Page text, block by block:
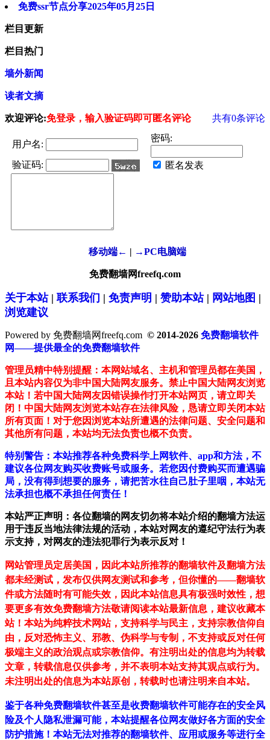
免费ssr节点分享2025年05月25日
栏目更新
栏目热门
墙外新闻
读者文摘
欢迎评论:免登录，输入验证码即可匿名评论 共有0条评论
用户名:
密码:
验证码: 匿名发表
移动端← | →PC电脑端
免费翻墙网freefq.com
关于本站| 联系我们 | 免责声明 | 赞助本站| 网站地图 |
浏览建议
Powered by 免费翻墙网freefq.com © 2014-2026 免费翻墙软件
网——提供最全的免费翻墙软件
管理员精中特别提醒：本网站域名、主机和管理员都在美国，
且本站内容仅为非中国大陆网友服务。禁止中国大陆网友浏览
本站！若中国大陆网友因错误操作打开本站网页，请立即关
闭！中国大陆网友浏览本站存在法律风险，恳请立即关闭本站
所有页面！对于您因浏览本站所遭遇的法律问题、安全问题和
其他所有问题，本站均无法负责也概不负责。
特别警告：本站推荐各种免费科学上网软件、app和方法，不
建议各位网友购买收费账号或服务。若您因付费购买而遭遇骗
局，没有得到想要的服务，请把苦水往自己肚子里咽，本站无
法承担也概不承担任何责任！
本站严正声明：各位翻墙的网友切勿将本站介绍的翻墙方法运
用于违反当地法律法规的活动，本站对网友的遵纪守法行为表
示支持，对网友的违法犯罪行为表示反对！
网站管理员定居美国，因此本站所推荐的翻墙软件及翻墙方法
都未经测试，发布仅供网友测试和参考，但你懂的——翻墙软
件或方法随时有可能失效，因此本站信息具有极强时效性，想
要更多有效免费翻墙方法敬请阅读本站最新信息，建议收藏本
站！ 本站为纯粹技术网站，支持科学与民主，支持宗教信仰自
由，反对恐怖主义、邪教、伪科学与专制，不支持或反对任何
极端主义的政治观点或宗教信仰。有注明出处的信息均为转载
文章，转载信息仅供参考，并不表明本站支持其观点或行为。
未注明出处的信息为本站原创，转载时也请注明来自本站。
鉴于各种免费翻墙软件甚至是收费翻墙软件可能存在的安全风
险及个人隐私泄漏可能，本站提醒各位网友做好各方面的安全
防护措施！本站无法对推荐的翻墙软件、应用或服务等进行全